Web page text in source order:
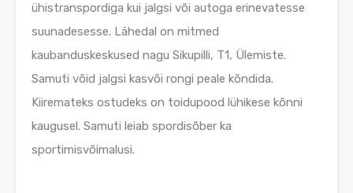
ühistranspordiga kui jalgsi või autoga erinevatesse
suunadesesse. Lähedal on mitmed
kaubanduskeskused nagu Sikupilli, T1, Ülemiste.
Samuti võid jalgsi kasvõi rongi peale kõndida.
Kiiremateks ostudeks on toidupood lühikese kõnni
kaugusel. Samuti leiab spordisõber ka
sportimisvõimalusi.